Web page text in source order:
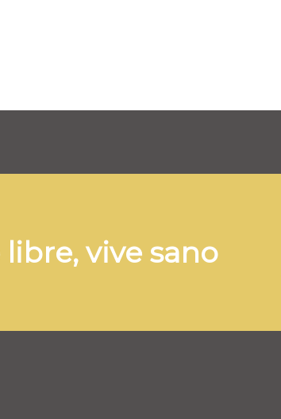
libre, vive sano